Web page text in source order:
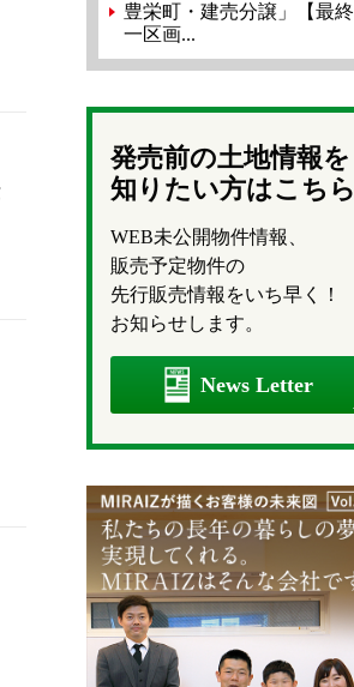
豊栄町・建売分譲」【最終
一区画...
発売前の土地情報を
知りたい方はこちら
WEB未公開物件情報、
販売予定物件の
先行販売情報をいち早く！
お知らせします。
News Letter